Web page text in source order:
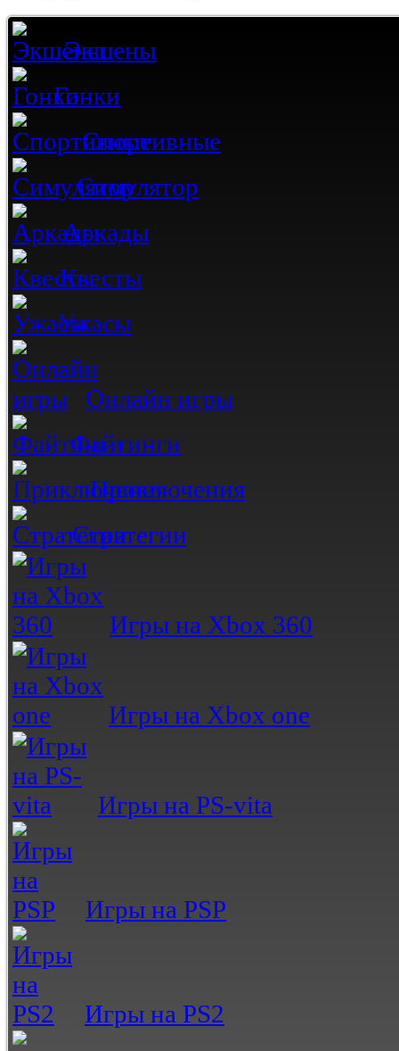
Экшены
Гонки
Спортивные
Симулятор
Аркады
Квесты
Ужасы
Онлайн игры
Файтинги
Приключения
Стратегии
Игры на Xbox 360
Игры на Xbox one
Игры на PS-vita
Игры на PSP
Игры на PS2